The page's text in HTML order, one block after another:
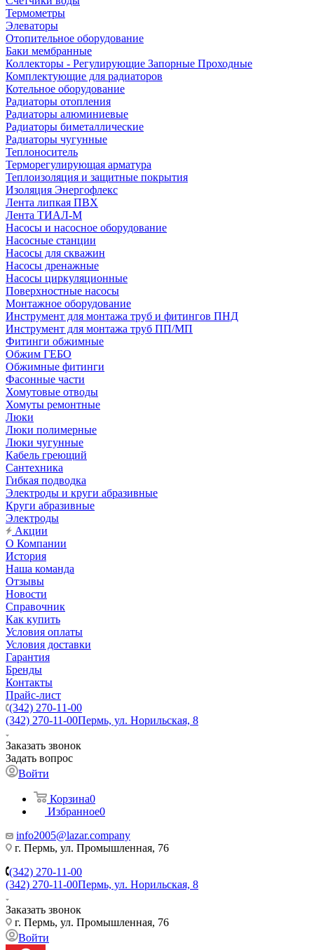
Термометры
Элеваторы
Отопительное оборудование
Баки мембранные
Коллекторы - Регулирующие Запорные Проходные
Комплектующие для радиаторов
Котельное оборудование
Радиаторы отопления
Радиаторы алюминиевые
Радиаторы биметаллические
Радиаторы чугунные
Теплоноситель
Терморегулирующая арматура
Теплоизоляция и защитные покрытия
Изоляция Энергофлекс
Лента липкая ПВХ
Лента ТИАЛ-М
Насосы и насосное оборудование
Насосные станции
Насосы для скважин
Насосы дренажные
Насосы циркуляционные
Поверхностные насосы
Монтажное оборудование
Инструмент для монтажа труб и фитингов ПНД
Инструмент для монтажа труб ПП/МП
Фитинги обжимные
Обжим ГЕБО
Обжимные фитинги
Фасонные части
Хомутовые отводы
Хомуты ремонтные
Люки
Люки полимерные
Люки чугунные
Кабель греющий
Сантехника
Гибкая подводка
Электроды и круги абразивные
Круги абразивные
Электроды
Акции
О Компании
История
Наша команда
Отзывы
Новости
Справочник
Как купить
Условия оплаты
Условия доставки
Гарантия
Бренды
Контакты
Прайс-лист
(342) 270-11-00
(342) 270-11-00Пермь, ул. Норильская, 8
Заказать звонок
Задать вопрос
Войти
Корзина0
Избранное0
info2005@lazar.company
г. Пермь, ул. Промышленная, 76
(342) 270-11-00
(342) 270-11-00Пермь, ул. Норильская, 8
Заказать звонок
г. Пермь, ул. Промышленная, 76
Войти